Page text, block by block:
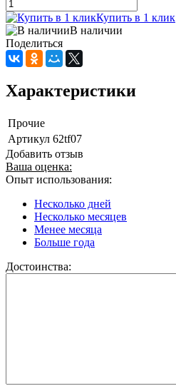
Купить в 1 клик
В наличии
Поделиться
Характеристики
Прочие
Артикул 62tf07
Добавить отзыв
Ваша оценка:
Опыт использования:
Несколько дней
Несколько месяцев
Менее месяца
Больше года
Достоинства: